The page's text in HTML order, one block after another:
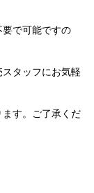
要で可能ですの
タッフにお気軽
す。ご了承くだ